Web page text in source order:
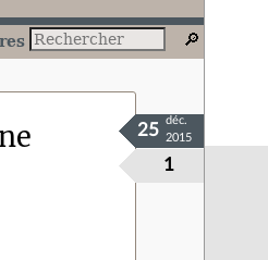
1
25
déc.
2015